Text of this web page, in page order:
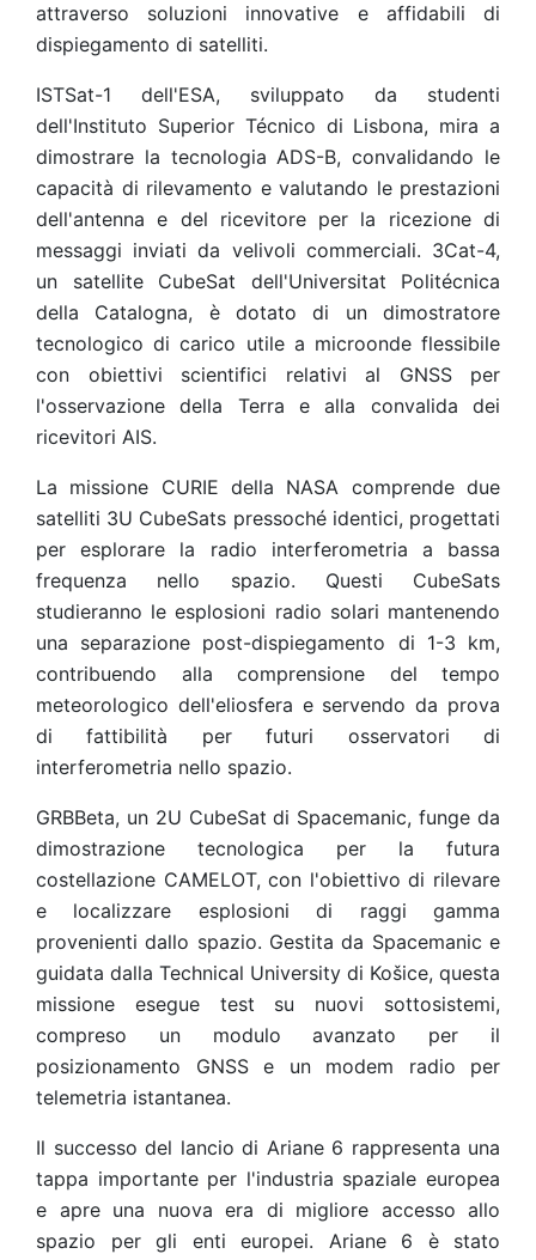
attraverso soluzioni innovative e affidabili di
dispiegamento di satelliti.
ISTSat-1 dell'ESA, sviluppato da studenti
dell'Instituto Superior Técnico di Lisbona, mira a
dimostrare la tecnologia ADS-B, convalidando le
capacità di rilevamento e valutando le prestazioni
dell'antenna e del ricevitore per la ricezione di
messaggi inviati da velivoli commerciali. 3Cat-4,
un satellite CubeSat dell'Universitat Politécnica
della Catalogna, è dotato di un dimostratore
tecnologico di carico utile a microonde flessibile
con obiettivi scientifici relativi al GNSS per
l'osservazione della Terra e alla convalida dei
ricevitori AIS.
La missione CURIE della NASA comprende due
satelliti 3U CubeSats pressoché identici, progettati
per esplorare la radio interferometria a bassa
frequenza nello spazio. Questi CubeSats
studieranno le esplosioni radio solari mantenendo
una separazione post-dispiegamento di 1-3 km,
contribuendo alla comprensione del tempo
meteorologico dell'eliosfera e servendo da prova
di fattibilità per futuri osservatori di
interferometria nello spazio.
GRBBeta, un 2U CubeSat di Spacemanic, funge da
dimostrazione tecnologica per la futura
costellazione CAMELOT, con l'obiettivo di rilevare
e localizzare esplosioni di raggi gamma
provenienti dallo spazio. Gestita da Spacemanic e
guidata dalla Technical University di Košice, questa
missione esegue test su nuovi sottosistemi,
compreso un modulo avanzato per il
posizionamento GNSS e un modem radio per
telemetria istantanea.
Il successo del lancio di Ariane 6 rappresenta una
tappa importante per l'industria spaziale europea
e apre una nuova era di migliore accesso allo
spazio per gli enti europei. Ariane 6 è stato